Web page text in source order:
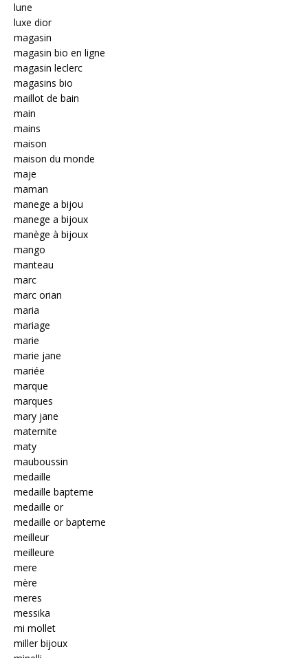
lune
luxe dior
magasin
magasin bio en ligne
magasin leclerc
magasins bio
maillot de bain
main
mains
maison
maison du monde
maje
maman
manege a bijou
manege a bijoux
manège à bijoux
mango
manteau
marc
marc orian
maria
mariage
marie
marie jane
mariée
marque
marques
mary jane
maternite
maty
mauboussin
medaille
medaille bapteme
medaille or
medaille or bapteme
meilleur
meilleure
mere
mère
meres
messika
mi mollet
miller bijoux